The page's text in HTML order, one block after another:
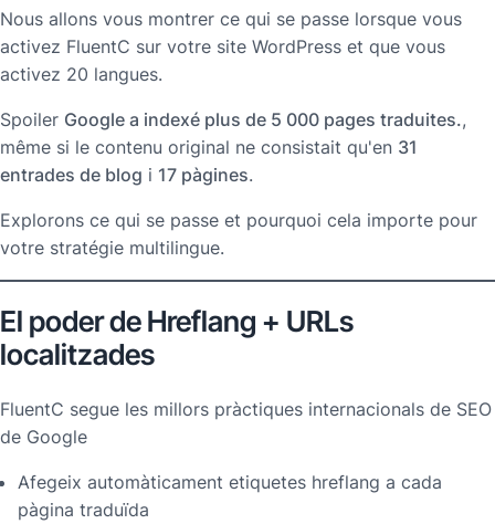
Nous allons vous montrer ce qui se passe lorsque vous
activez FluentC sur votre site WordPress et que vous
activez 20 langues.
Spoiler Google a indexé plus de 5 000 pages traduites.,
même si le contenu original ne consistait qu'en 31
entrades de blog i 17 pàgines.
Explorons ce qui se passe et pourquoi cela importe pour
votre stratégie multilingue.
El poder de Hreflang + URLs
localitzades
FluentC segue les millors pràctiques internacionals de SEO
de Google
Afegeix automàticament etiquetes hreflang a cada
pàgina traduïda